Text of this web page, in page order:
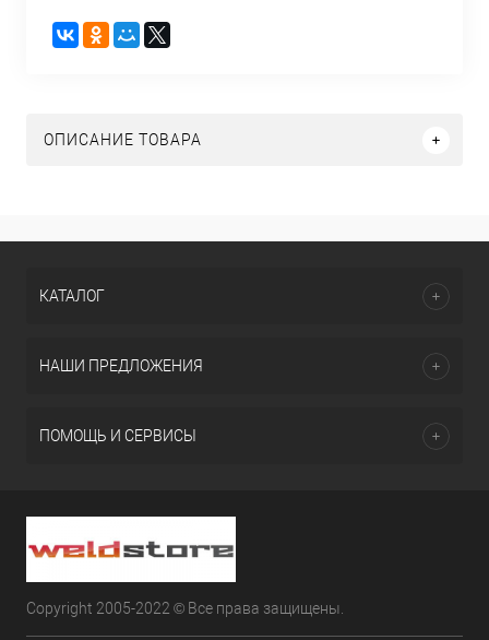
ОПИСАНИЕ ТОВАРА
КАТАЛОГ
НАШИ ПРЕДЛОЖЕНИЯ
ПОМОЩЬ И СЕРВИСЫ
Copyright 2005-2022 © Все права защищены.